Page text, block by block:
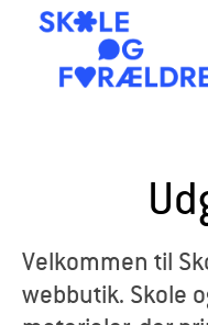
l
Velkommen til
webbutik. Skole